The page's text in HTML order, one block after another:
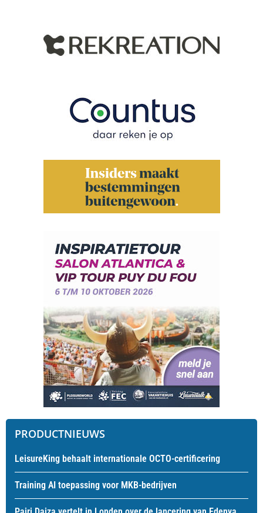
PRODUCTNIEUWS
LeisureKing behaalt internationale OCTO-certificering
Training AI toepassing voor MKB-bedrijven